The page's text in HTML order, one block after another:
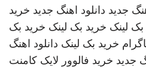
جدید دانلود اهنگ جدید خرید
لینک خرید بک لینک خرید بک
خرید بک لینک دانلود اهنگ
جدید خرید فالوور لایک کامنت